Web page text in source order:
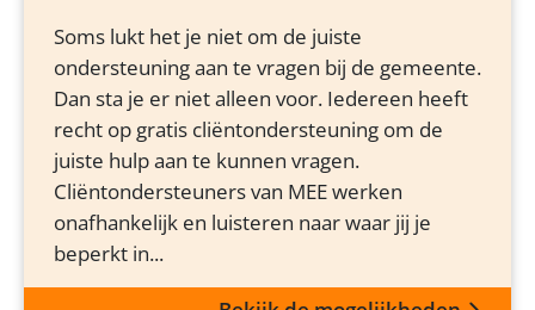
Soms lukt het je niet om de juiste
ondersteuning aan te vragen bij de gemeente.
Dan sta je er niet alleen voor. Iedereen heeft
recht op gratis cliëntondersteuning om de
juiste hulp aan te kunnen vragen.
Cliëntondersteuners van MEE werken
onafhankelijk en luisteren naar waar jij je
beperkt in...